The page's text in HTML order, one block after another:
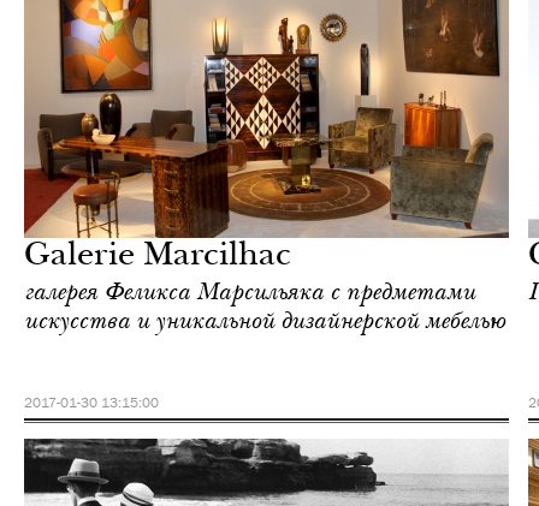
Galerie Marcilhac
галерея Феликса Марсильяка с предметами
искусства и уникальной дизайнерской мебелью
2017-01-30 13:15:00